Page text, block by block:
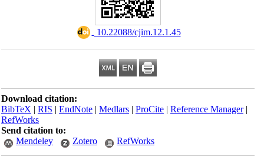
‎ 10.22088/cjim.12.1.45
Download citation:
BibTeX|RIS|EndNote|Medlars|ProCite|Reference Manager
RefWorks
Send citation to:
Mendeley
Zotero RefWorks